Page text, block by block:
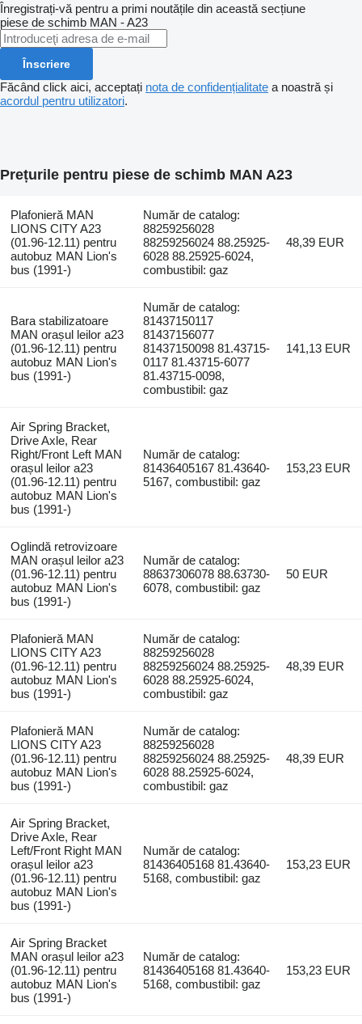
Înregistrați-vă pentru a primi noutățile din această secțiune
piese de schimb MAN - A23
Înscriere
Făcând click aici, acceptați nota de confidențialitate a noastră și
acordul pentru utilizatori.
Prețurile pentru piese de schimb MAN A23
Plafonieră MAN
LIONS CITY A23
(01.96-12.11) pentru
autobuz MAN Lion's
bus (1991-)
Număr de catalog:
88259256028
88259256024 88.25925-
6028 88.25925-6024,
combustibil: gaz
48,39 EUR
Bara stabilizatoare
MAN orașul leilor a23
(01.96-12.11) pentru
autobuz MAN Lion's
bus (1991-)
Număr de catalog:
81437150117
81437156077
81437150098 81.43715-
0117 81.43715-6077
81.43715-0098,
combustibil: gaz
141,13 EUR
Air Spring Bracket,
Drive Axle, Rear
Right/Front Left MAN
orașul leilor a23
(01.96-12.11) pentru
autobuz MAN Lion's
bus (1991-)
Număr de catalog:
81436405167 81.43640-
5167, combustibil: gaz
153,23 EUR
Oglindă retrovizoare
MAN orașul leilor a23
(01.96-12.11) pentru
autobuz MAN Lion's
bus (1991-)
Număr de catalog:
88637306078 88.63730-
6078, combustibil: gaz
50 EUR
Plafonieră MAN
LIONS CITY A23
(01.96-12.11) pentru
autobuz MAN Lion's
bus (1991-)
Număr de catalog:
88259256028
88259256024 88.25925-
6028 88.25925-6024,
combustibil: gaz
48,39 EUR
Plafonieră MAN
LIONS CITY A23
(01.96-12.11) pentru
autobuz MAN Lion's
bus (1991-)
Număr de catalog:
88259256028
88259256024 88.25925-
6028 88.25925-6024,
combustibil: gaz
48,39 EUR
Air Spring Bracket,
Drive Axle, Rear
Left/Front Right MAN
orașul leilor a23
(01.96-12.11) pentru
autobuz MAN Lion's
bus (1991-)
Număr de catalog:
81436405168 81.43640-
5168, combustibil: gaz
153,23 EUR
Air Spring Bracket
MAN orașul leilor a23
(01.96-12.11) pentru
autobuz MAN Lion's
bus (1991-)
Număr de catalog:
81436405168 81.43640-
5168, combustibil: gaz
153,23 EUR